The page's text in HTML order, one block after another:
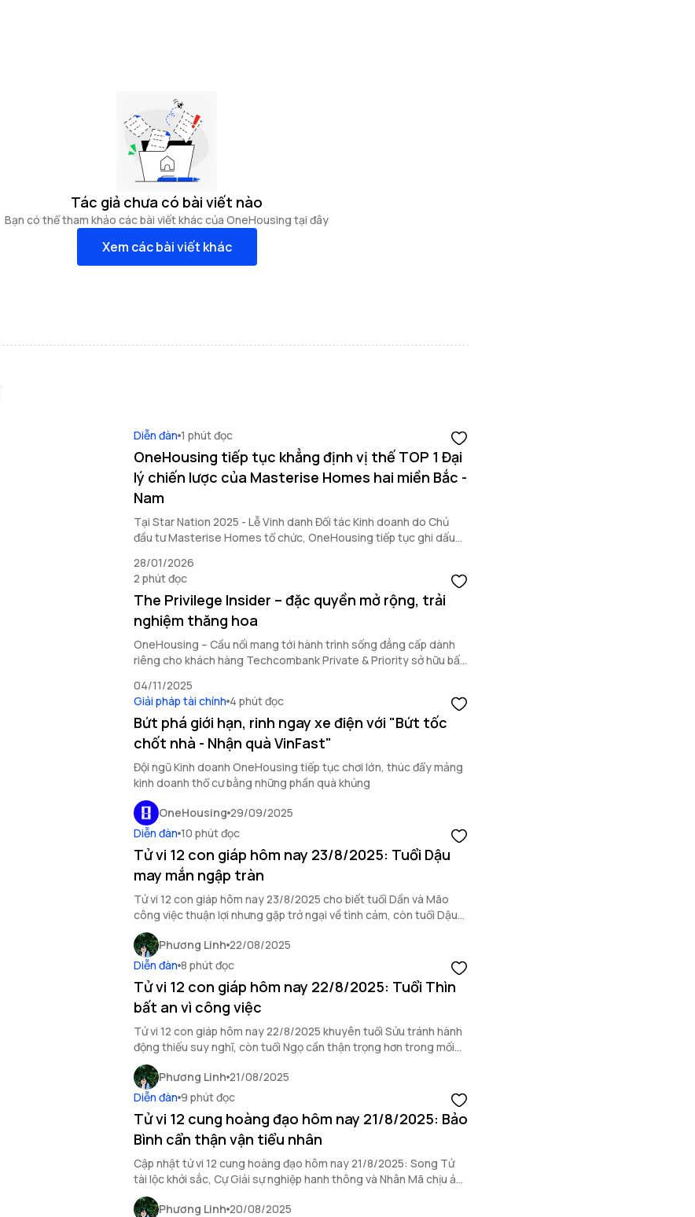
Tác giả chưa có bài viết nào
Bạn có thể tham khảo các bài viết khác của OneHousing tại đây
Xem các bài viết khác
Diễn đàn 1 phút đọc
OneHousing tiếp tục khẳng định vị thế TOP 1 Đại
lý chiến lược của Masterise Homes hai miền Bắc -
Nam
Tại Star Nation 2025 - Lễ Vinh danh Đối tác Kinh doanh do Chủ
đầu tư Masterise Homes tổ chức, OneHousing tiếp tục ghi dấu
khai toàn diện và vai trò đối tác chiến lược hàng đầu.
28/01/2026
2 phút đọc
The Privilege Insider – đặc quyền mở rộng, trải
nghiệm thăng hoa
OneHousing – Cầu nối mang tới hành trình sống đẳng cấp dành
riêng cho khách hàng Techcombank Private & Priority sở hữu bất
04/11/2025
Giải pháp tài chính 4 phút đọc
Bứt phá giới hạn, rinh ngay xe điện với "Bứt tốc
chốt nhà - Nhận quà VinFast"
Đội ngũ Kinh doanh OneHousing tiếp tục chơi lớn, thúc đẩy mảng
kinh doanh thổ cư bằng những phần quà khủng
OneHousing 29/09/2025
Diễn đàn 10 phút đọc
Tử vi 12 con giáp hôm nay 23/8/2025: Tuổi Dậu
may mắn ngập tràn
Tử vi 12 con giáp hôm nay 23/8/2025 cho biết tuổi Dần và Mão
công việc thuận lợi nhưng gặp trở ngại về tình cảm, còn tuổi Dậu
may mắn ngập tràn.
Phương Linh 22/08/2025
Diễn đàn 8 phút đọc
Tử vi 12 con giáp hôm nay 22/8/2025: Tuổi Thìn
bất an vì công việc
Tử vi 12 con giáp hôm nay 22/8/2025 khuyên tuổi Sửu tránh hành
động thiếu suy nghĩ, còn tuổi Ngọ cần thận trọng hơn trong mối
quan hệ xã giao.
Phương Linh 21/08/2025
Diễn đàn 9 phút đọc
Tử vi 12 cung hoàng đạo hôm nay 21/8/2025: Bảo
Bình cẩn thận vận tiểu nhân
Cập nhật tử vi 12 cung hoàng đạo hôm nay 21/8/2025: Song Tử
tài lộc khởi sắc, Cự Giải sự nghiệp hanh thông và Nhân Mã chịu ảnh
hưởng bởi hung vận.
Phương Linh 20/08/2025